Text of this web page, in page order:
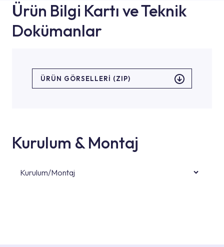
Ürün Bilgi Kartı ve Teknik
Dokümanlar
ÜRÜN GÖRSELLERI (ZIP)
Kurulum & Montaj
Kurulum/Montaj